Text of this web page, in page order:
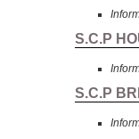
S.C.P
S.C.P